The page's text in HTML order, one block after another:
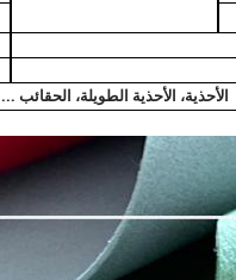
الأحذية، الأحذية الطويلة، الحقائب ...